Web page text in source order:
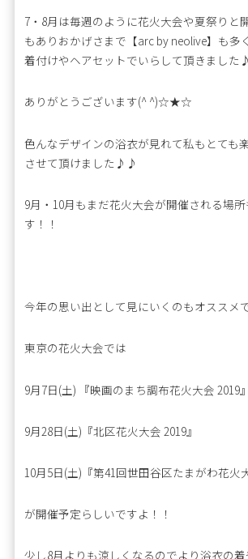
7・8月は毎週のように花火大会や夏祭りと
もありおかげさまで【arc by neolive】も多
着付けやヘアセットでいらして頂きまし
ありがとうございます(^
色んなデザインの浴衣が見れて私もとても
させて頂けました♪♪
9月・10月もまだ花火大会が開催される場
す！！
今年の思い出として見にいくのもオスス
東京の花火大会では
9月7日(土) 『映画のまち調布花火大会 2019』
9月28日(土)『北区花火大会 2019』
10月5日(土)『第41回世田谷区たまがわ花火
が開催予定らしいですよ！
少し8月よりも涼しくなるのでより浴衣の